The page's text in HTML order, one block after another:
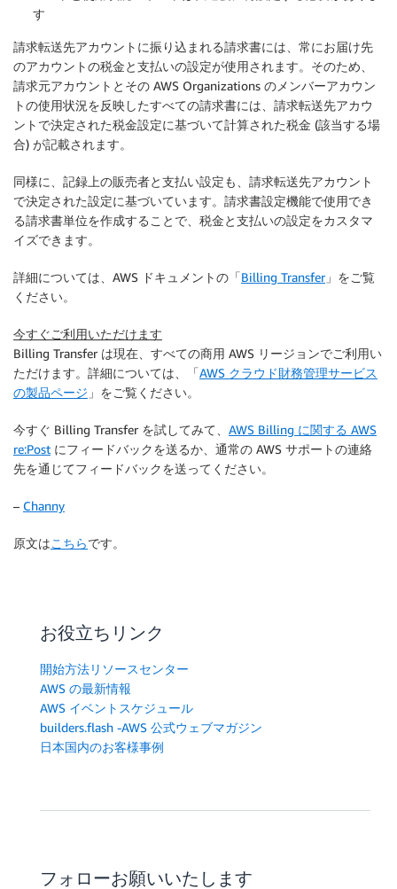
す
請求転送先アカウントに振り込まれる請求書には、常にお届け先
のアカウントの税金と支払いの設定が使用されます。そのため、
請求元アカウントとその AWS Organizations のメンバーアカウン
トの使用状況を反映したすべての請求書には、請求転送先アカウ
ントで決定された税金設定に基づいて計算された税金 (該当する場
合) が記載されます。
同様に、記録上の販売者と支払い設定も、請求転送先アカウント
で決定された設定に基づいています。請求書設定機能で使用でき
る請求書単位を作成することで、税金と支払いの設定をカスタマ
イズできます。
詳細については、AWS ドキュメントの「Billing Transfer」をご覧
ください。
今すぐご利用いただけます
Billing Transfer は現在、すべての商用 AWS リージョンでご利用い
ただけます。詳細については、「AWS クラウド財務管理サービス
の製品ページ 」をご覧ください。
今すぐ Billing Transfer を試してみて、 AWS Billing に関する AWS
re:Post にフィードバックを送るか、通常の AWS サポートの連絡
先を通じてフィードバックを送ってください。
– Channy
原文はこちらです。
お役立ちリンク
開始方法リソースセンター
AWS の最新情報
AWS イベントスケジュール
builders.flash -AWS 公式ウェブマガジン
日本国内のお客様事例
フォローお願いいたします